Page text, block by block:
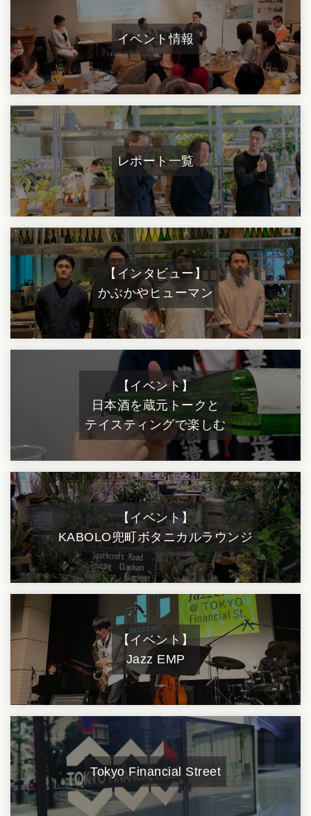
イベント情報
レポート一覧
【インタビュー】
かぶかやヒューマン
【イベント】
日本酒を蔵元トークと
テイスティングで楽しむ
【イベント】
KABOLO兜町ボタニカルラウンジ
【イベント】
Jazz EMP
Tokyo Financial Street